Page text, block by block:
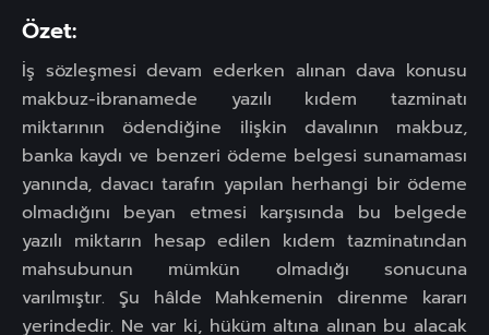
Özet:
İş sözleşmesi devam ederken alınan dava konusu
makbuz-ibranamede yazılı kıdem tazminatı
miktarının ödendiğine ilişkin davalının makbuz,
banka kaydı ve benzeri ödeme belgesi sunamaması
yanında, davacı tarafın yapılan herhangi bir ödeme
olmadığını beyan etmesi karşısında bu belgede
yazılı miktarın hesap edilen kıdem tazminatından
mahsubunun mümkün olmadığı sonucuna
varılmıştır. Şu hâlde Mahkemenin direnme kararı
yerindedir. Ne var ki, hüküm altına alınan bu alacak